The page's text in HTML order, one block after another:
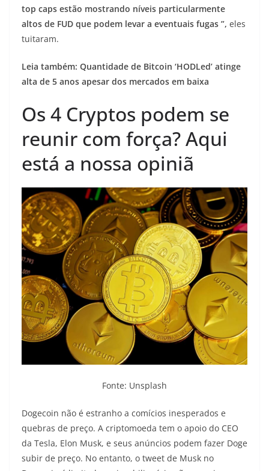
top caps estão mostrando níveis particularmente
altos de FUD que podem levar a eventuais fugas ”, eles
tuitaram.
Leia também: Quantidade de Bitcoin ‘HODLed’ atinge
alta de 5 anos apesar dos mercados em baixa
Os 4 Cryptos podem se
reunir com força? Aqui
está a nossa opiniã
Fonte: Unsplash
Dogecoin não é estranho a comícios inesperados e
quebras de preço. A criptomoeda tem o apoio do CEO
da Tesla, Elon Musk, e seus anúncios podem fazer Doge
subir de preço. No entanto, o tweet de Musk no